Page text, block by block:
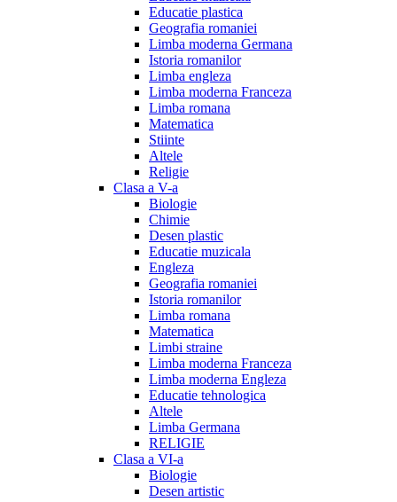
Educatie plastica
Geografia romaniei
Limba moderna Germana
Istoria romanilor
Limba engleza
Limba moderna Franceza
Limba romana
Matematica
Stiinte
Altele
Religie
Clasa a V-a
Biologie
Chimie
Desen plastic
Educatie muzicala
Engleza
Geografia romaniei
Istoria romanilor
Limba romana
Matematica
Limbi straine
Limba moderna Franceza
Limba moderna Engleza
Educatie tehnologica
Altele
Limba Germana
RELIGIE
Clasa a VI-a
Biologie
Desen artistic